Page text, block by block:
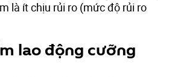
là ít chịu rủi ro (mức độ rủi ro
lao động cưỡng